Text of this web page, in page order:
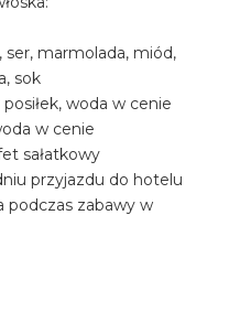
ser, marmolada, miód,
sok
woda w cenie
w cenie
sałatkowy
przyjazdu do hotelu
podczas zabawy w